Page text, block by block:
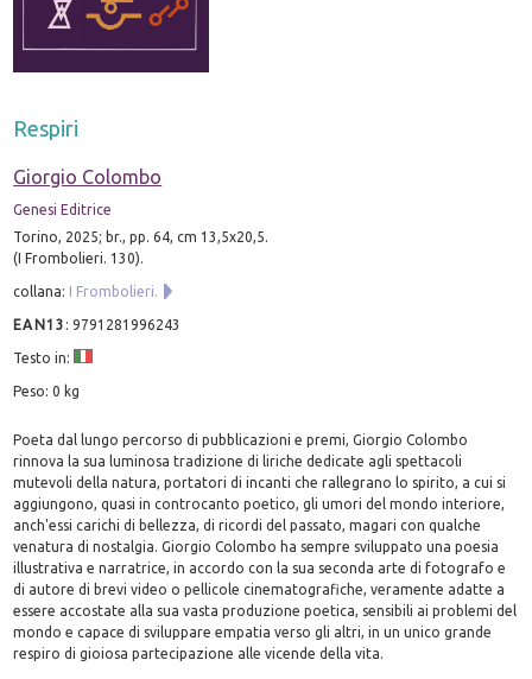
Respiri
Giorgio Colombo
Genesi Editrice
Torino, 2025; br., pp. 64, cm 13,5x20,5.
(I Frombolieri. 130).
collana: I Frombolieri.
EAN13 :9791281996243
Testo in:
Peso: 0 kg
Poeta dal lungo percorso di pubblicazioni e premi, Giorgio Colombo
rinnova la sua luminosa tradizione di liriche dedicate agli spettacoli
mutevoli della natura, portatori di incanti che rallegrano lo spirito, a cui si
aggiungono, quasi in controcanto poetico, gli umori del mondo interiore,
anch'essi carichi di bellezza, di ricordi del passato, magari con qualche
venatura di nostalgia. Giorgio Colombo ha sempre sviluppato una poesia
illustrativa e narratrice, in accordo con la sua seconda arte di fotografo e
di autore di brevi video o pellicole cinematografiche, veramente adatte a
essere accostate alla sua vasta produzione poetica, sensibili ai problemi del
mondo e capace di sviluppare empatia verso gli altri, in un unico grande
respiro di gioiosa partecipazione alle vicende della vita.